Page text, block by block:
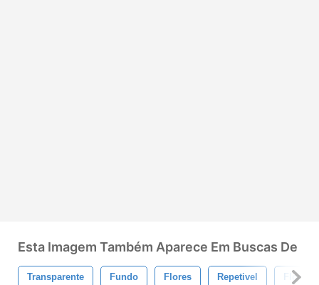
Esta Imagem Também Aparece Em Buscas De
Transparente Fundo Flores Repetivel Floral